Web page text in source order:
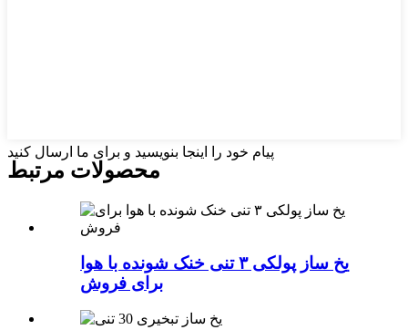
پیام خود را اینجا بنویسید و برای ما ارسال کنید
محصولات مرتبط
یخ ساز پولکی ۳ تنی خنک شونده با هوا
برای فروش